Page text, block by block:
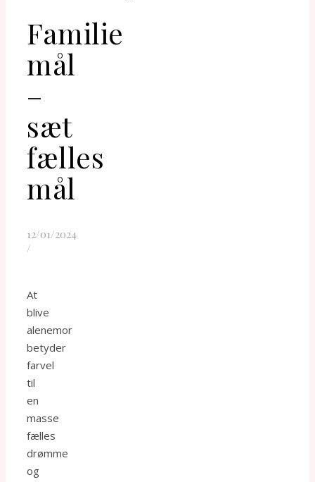
Familie
mål
–
sæt
fælles
mål
12/01/2024
/
At
blive
alenemor
betyder
farvel
til
en
masse
fælles
drømme
og